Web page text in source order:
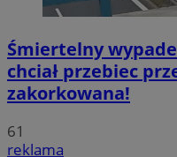
Śmiertelny
chciał przebiec
zakorkowana!
61
reklama